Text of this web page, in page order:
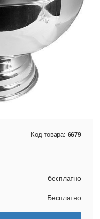
Код товара: 6679
бесплатно
Бесплатно